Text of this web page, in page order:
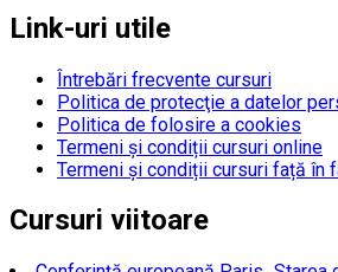
Link-uri utile
Întrebări frecvente cursuri
Politica de protecţie a datelor
Politica de folosire a cookies
Termeni și condiții cursuri online
Termeni și condiții cursuri față în
Cursuri viitoare